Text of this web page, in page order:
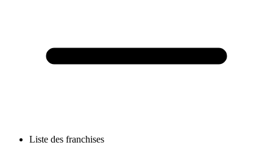
Liste des franchises